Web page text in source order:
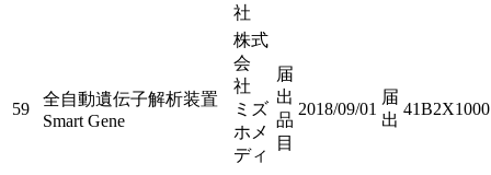
社
59
全自動遺伝子解析装置
Smart Gene
株式
会
社
ミズ
ホメ
ディ
届
出
品
目
2018/09/01
届
出